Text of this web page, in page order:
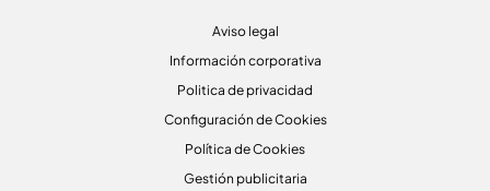
Aviso legal
Información corporativa
Politica de privacidad
Configuración de Cookies
Política de Cookies
Gestión publicitaria